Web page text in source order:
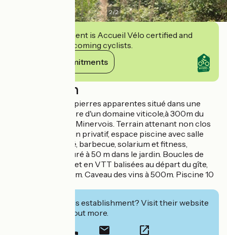
2/2
This establishment is Accueil Vélo certified and
commits to welcoming cyclists.
View its commitments
Description
Trés beau gîte, en pierres apparentes situé dans une
bâtisse de caractère d'un domaine viticole,à 300m du
village de Pouzols Minervois. Terrain attenant non clos
avec salon de jardin privatif, espace piscine avec salle
d'eau, cuisine d'été, barbecue, solarium et fitness,
entièrement cloturé à 50 m dans le jardin. Boucles de
randonnée à pied et en VTT balisées au départ du gîte,
Canal du Midi à 4 km. Caveau des vins à 500m. Piscine 10
Interested in this establishment? Visit their website
to book or find out more.